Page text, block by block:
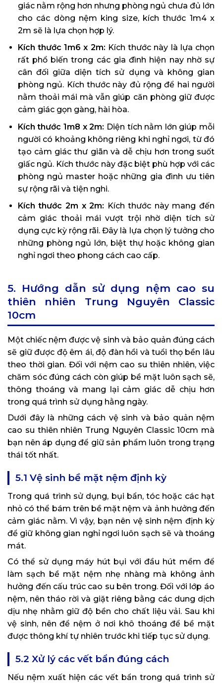
giác nằm rộng hơn nhưng phòng ngủ chưa đủ lớn
cho các dòng nệm king size, kích thước 1m4 x
2m sẽ là lựa chọn hợp lý.
Kích thước 1m6 x 2m: Kích thước này là lựa chọn
rất phổ biến trong các gia đình hiện nay nhờ sự
cân đối giữa diện tích sử dụng và không gian
phòng ngủ. Kích thước này đủ rộng để hai người
nằm thoải mái mà vẫn giúp căn phòng giữ được
cảm giác gọn gàng, hài hòa.
Kích thước 1m8 x 2m: Diện tích nằm lớn giúp mỗi
người có khoảng không riêng khi nghỉ ngơi, từ đó
tạo cảm giác thư giãn và dễ chịu hơn trong suốt
giấc ngủ. Kích thước này đặc biệt phù hợp với các
phòng ngủ master hoặc những gia đình ưu tiên
sự rộng rãi và tiện nghi.
Kích thước 2m x 2m: Kích thước này mang đến
cảm giác thoải mái vượt trội nhờ diện tích sử
dụng cực kỳ rộng rãi. Đây là lựa chọn lý tưởng cho
những phòng ngủ lớn, biệt thự hoặc không gian
nghỉ ngơi theo phong cách cao cấp.
5. Hướng dẫn sử dụng nệm cao su
thiên nhiên Trung Nguyên Classic
10cm
Một chiếc nệm được vệ sinh và bảo quản đúng cách
sẽ giữ được độ êm ái, độ đàn hồi và tuổi thọ bền lâu
theo thời gian. Đối với nệm cao su thiên nhiên, việc
chăm sóc đúng cách còn giúp bề mặt luôn sạch sẽ,
thông thoáng và mang lại cảm giác dễ chịu hơn
trong quá trình sử dụng hằng ngày.
Dưới đây là những cách vệ sinh và bảo quản nệm
cao su thiên nhiên Trung Nguyên Classic 10cm mà
bạn nên áp dụng để giữ sản phẩm luôn trong trạng
thái tốt nhất.
5.1 Vệ sinh bề mặt nệm định kỳ
Trong quá trình sử dụng, bụi bẩn, tóc hoặc các hạt
nhỏ có thể bám trên bề mặt nệm và ảnh hưởng đến
cảm giác nằm. Vì vậy, bạn nên vệ sinh nệm định kỳ
để giữ không gian nghỉ ngơi luôn sạch sẽ và thoáng
mát.
Có thể sử dụng máy hút bụi với đầu hút mềm để
làm sạch bề mặt nệm nhẹ nhàng mà không ảnh
hưởng đến cấu trúc cao su bên trong. Đối với lớp áo
nệm, nên tháo rời và giặt riêng bằng các dung dịch
dịu nhẹ nhằm giữ độ bền cho chất liệu vải. Sau khi
vệ sinh, nên để nệm ở nơi khô thoáng để bề mặt
được thông khí tự nhiên trước khi tiếp tục sử dụng.
5.2 Xử lý các vết bẩn đúng cách
Nếu nệm xuất hiện các vết bẩn trong quá trình sử